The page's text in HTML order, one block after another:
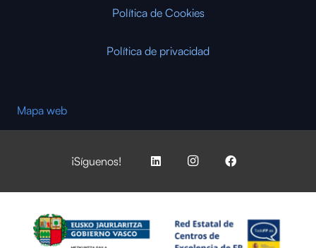
Política de Cookies
Política de privacidad
Mapa web
¡Síguenos!